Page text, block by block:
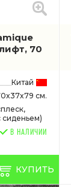
70
Китай
см.
сиденьем)
В НАЛИЧИИ
КУПИТЬ